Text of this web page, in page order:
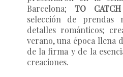
Barcelona; TO
selección de prendas
detalles románticos;
verano, una época llena
de la firma y de la
creaciones.